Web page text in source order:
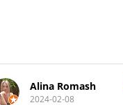
Alina Romash
2024-02-08